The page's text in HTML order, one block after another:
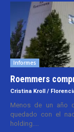
Informes
Roemmers
Cristina Kroll /
Menos de un año
quedado con el
holding....